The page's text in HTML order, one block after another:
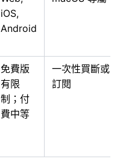
iOS,
Android
免費版
有限
制；付
費中等
一次性買斷或
訂閱